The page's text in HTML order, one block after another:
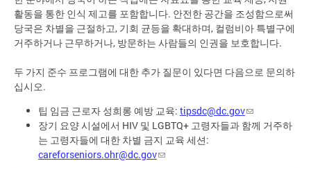
활동을 통한 인식 제고를 포함합니다. 안전한 공간을 조성함으로써
당국은 차별을 근절하고, 기회 균등을 확대하며, 컬럼비아 특별구에
거주하거나 근무하거나, 방문하는 사람들의 인권을 보호합니다.
두 가지 준수 프로그램에 대한 추가 질문이 있다면 다음으로 문의하
십시오.
팁 임금 근로자 성희롱 예방 교육: tipsdc@dc.gov
장기 요양 시설에서 HIV 및 LGBTQ+ 고령자들과 함께 거주하
는 고령자들에 대한 차별 금지 교육 세션:
careforseniors.ohr@dc.gov